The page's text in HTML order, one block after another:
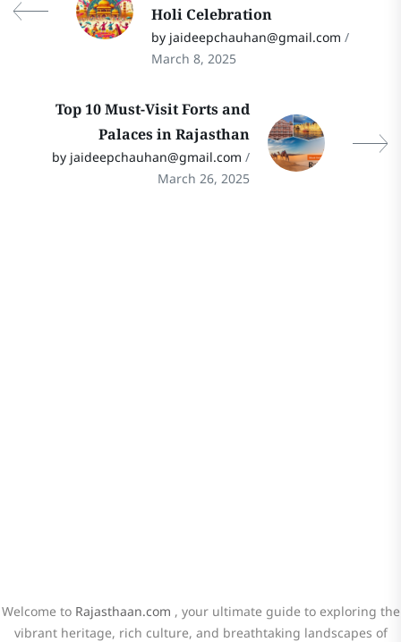
Holi Celebration
by jaideepchauhan@gmail.com /
March 8, 2025
Top 10 Must-Visit Forts and
Palaces in Rajasthan
by jaideepchauhan@gmail.com /
March 26, 2025
Welcome to Rajasthaan.com , your ultimate guide to exploring the
vibrant heritage, rich culture, and breathtaking landscapes of